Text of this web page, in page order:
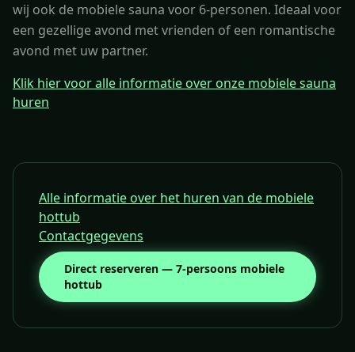
wij ook de mobiele sauna voor 6-personen. Ideaal voor
een gezellige avond met vrienden of een romantische
avond met uw partner.
Klik hier voor alle informatie over onze mobiele sauna
huren
Alle informatie over het huren van de mobiele
hottub
Contactgegevens
Direct reserveren — 7-persoons mobiele
hottub